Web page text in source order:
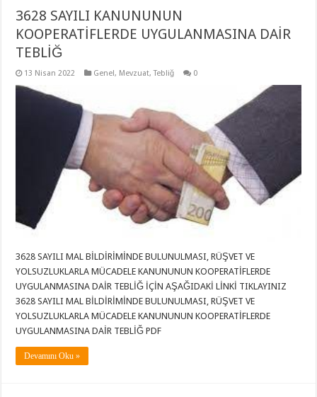
3628 SAYILI KANUNUNUN
KOOPERATİFLERDE UYGULANMASINA DAİR
TEBLİĞ
13 Nisan 2022 Genel, Mevzuat,Tebliğ 0
3628 SAYILI MAL BİLDİRİMİNDE BULUNULMASI, RÜŞVET VE
YOLSUZLUKLARLA MÜCADELE KANUNUNUN KOOPERATİFLERDE
UYGULANMASINA DAİR TEBLİĞ İÇİN AŞAĞIDAKİ LİNKİ TIKLAYINIZ
3628 SAYILI MAL BİLDİRİMİNDE BULUNULMASI, RÜŞVET VE
YOLSUZLUKLARLA MÜCADELE KANUNUNUN KOOPERATİFLERDE
UYGULANMASINA DAİR TEBLİĞ PDF
Devamını Oku »